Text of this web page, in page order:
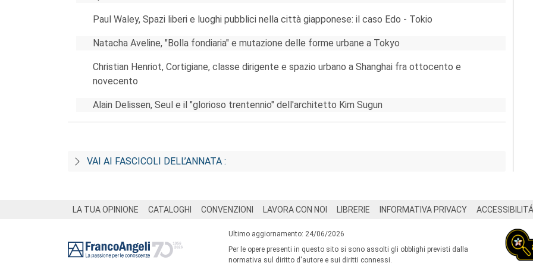
Paul Waley, Spazi liberi e luoghi pubblici nella città giapponese: il caso Edo - Tokio
Natacha Aveline, "Bolla fondiaria" e mutazione delle forme urbane a Tokyo
Christian Henriot, Cortigiane, classe dirigente e spazio urbano a Shanghai fra ottocento e
novecento
Alain Delissen, Seul e il "glorioso trentennio" dell'architetto Kim Sugun
VAI AI FASCICOLI DELL’ANNATA :
LA TUA OPINIONE CATALOGHI CONVENZIONI LAVORA CON NOI LIBRERIE INFORMATIVA PRIVACY ACCESSIBILITÁ
Ultimo aggiornamento: 24/06/2026
Per le opere presenti in questo sito si sono assolti gli obblighi previsti dalla
normativa sul diritto d'autore e sui diritti connessi.